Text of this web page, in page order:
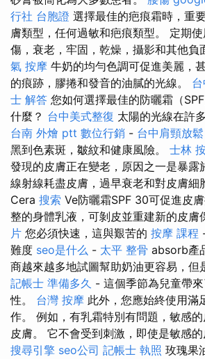
行社 台胞證 選擇最佳的疤痕霜時，重
膚類型，任何過敏和疤痕類型。 定期
傷，衰老，牢固，乾燥，攝影和其他負
氣 按摩 牛奶的均勻色調可促進美麗，
的痕跡，膠捲和發音的油膩的光線。
士 解答 您如何選擇最佳的防曬霜（
什麼？ 台中美式整復 太陽的光線在許
台南 外燴 ptt 數位行銷 - 台中肩頸放鬆
黑到色素斑，皺紋和健康風險。 士林
發現的皮膚正在變老，原因之一是暴露
線射線耗盡皮膚，過早衰老和對皮膚細
Cera 搜索 Ve防曬霜SPF 30可促進皮
整的身體乳液，可剝皮並重建新的皮膚
片 您必須快速，這與艱苦的 按摩 課程
難度 seo是什么 - 太平 整骨 absorb產
商越來越多地試圖幫助奶油更容易，但
記帳士 準備多久 - 這個季節為兒童帶
性。 台灣 按摩 此外，您應始終使用滿
作。 例如，有乳霜特別有問題，敏感
皮膚。 它不會受到刺激，即使是敏感的
搜尋引擎 seo公司 記帳士 執照 玫瑰果